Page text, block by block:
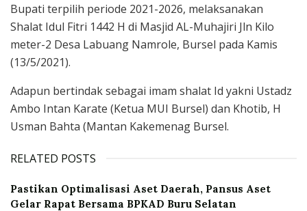
Bupati terpilih periode 2021-2026, melaksanakan
Shalat Idul Fitri 1442 H di Masjid AL-Muhajiri Jln Kilo
meter-2 Desa Labuang Namrole, Bursel pada Kamis
(13/5/2021).
Adapun bertindak sebagai imam shalat Id yakni Ustadz
Ambo Intan Karate (Ketua MUI Bursel) dan Khotib, H
Usman Bahta (Mantan Kakemenag Bursel.
RELATED POSTS
Pastikan Optimalisasi Aset Daerah, Pansus Aset
Gelar Rapat Bersama BPKAD Buru Selatan